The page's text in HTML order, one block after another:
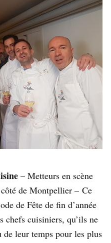
– Metteurs en scène
de Montpellier – Ce
de Fête de fin d’année
chefs cuisiniers, qu’ils ne
de leur temps pour les plus